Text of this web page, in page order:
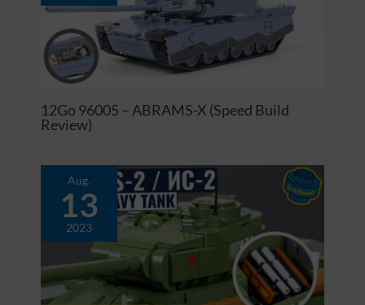
12Go 96005 – ABRAMS-X (Speed Build
Review)
Aug.
13
2023